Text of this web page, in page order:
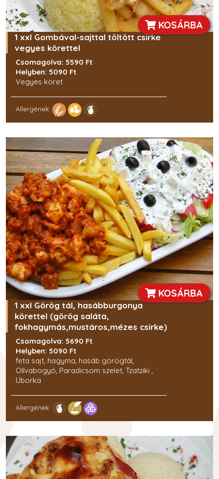
KOSÁRBA
1 xxl Gombával-sajttal töltött csirke
vegyes körettel
Csomagolva: 5590 Ft
Helyben: 5090 Ft
Vegyes köret
Allergének:
KOSÁRBA
1 xxl Görög tál, hasábburgonya
körettel (görög saláta,
fokhagymás,mustáros,mézes csirke)
Csomagolva: 5690 Ft
Helyben: 5090 Ft
feta sajt, hagyma, hasáb görögtál,
Olívabogyó, Paradicsom szelet, Tzatziki ,
Uborka
Allergének: